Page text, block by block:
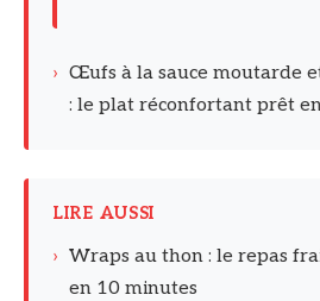
› Œufs à la sauce moutarde
: le plat réconfortant prêt
LIRE AUSSI
› Wraps au thon : le repas
en 10 minutes